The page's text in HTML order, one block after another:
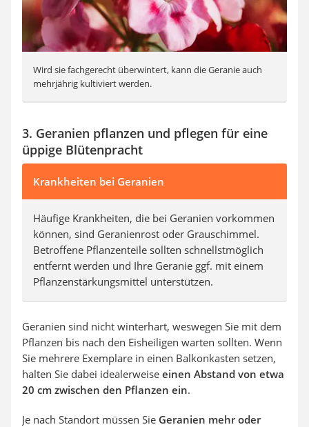
Wird sie fachgerecht überwintert, kann die Geranie auch
mehrjährig kultiviert werden.
3. Geranien pflanzen und pflegen für eine
üppige Blütenpracht
Krankheiten bei Geranien
Häufige Krankheiten, die bei Geranien vorkommen
können, sind Geranienrost oder Grauschimmel.
Betroffene Pflanzenteile sollten schnellstmöglich
entfernt werden und Ihre Geranie ggf. mit einem
Pflanzenstärkungsmittel unterstützen.
Geranien sind nicht winterhart, weswegen Sie mit dem
Pflanzen bis nach den Eisheiligen warten sollten. Wenn
Sie mehrere Exemplare in einen Balkonkasten setzen,
halten Sie dabei idealerweise einen Abstand von etwa
20 cm zwischen den Pflanzen ein.
Je nach Standort müssen Sie Geranien mehr oder